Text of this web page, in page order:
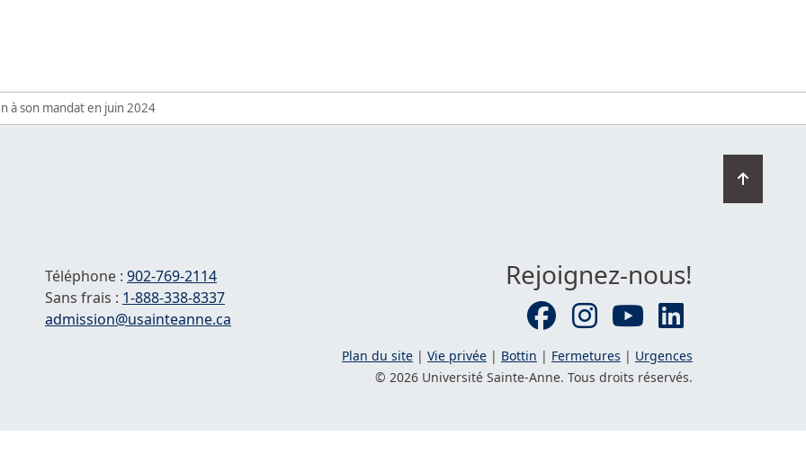
à son mandat en juin 2024
en
Téléphone : 902-769-2114
Sans frais : 1-888-338-8337
Courriel :
admission@usainteanne.ca
Rejoignez-nous!
Plan du site | Vie privée | Bottin | Fermetures | Urgences
© 2026 Université Sainte-Anne. Tous droits réservés.